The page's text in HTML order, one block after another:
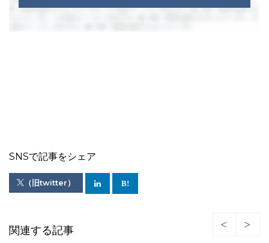
SNSで記事をシェア
（旧twitter）
関連する記事